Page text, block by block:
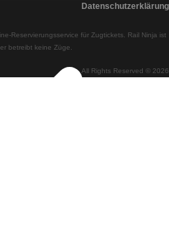
nach Braga
nach Lissabon All Rights Reserved © 2026
Reservierungsservice für Zugtickets. Rail Ninja ist
betreibt keine Züge.
Datenschutzerklärung